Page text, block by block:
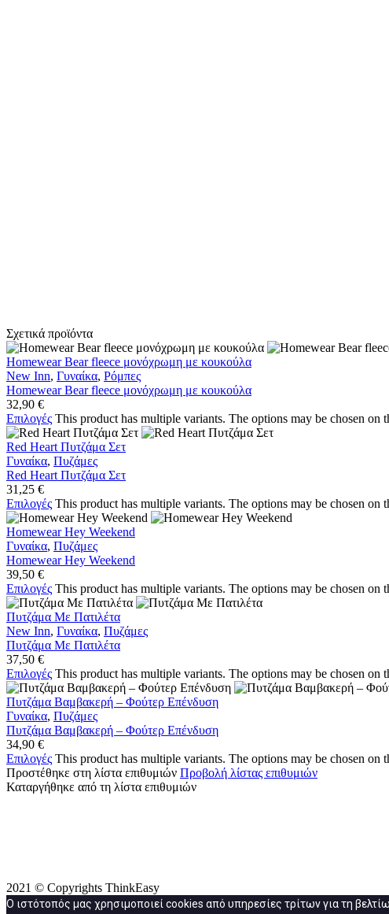
Σχετικά προϊόντα
Homewear Bear fleece μονόχρωμη με κουκούλα
New Inn, Γυναίκα, Ρόμπες
Homewear Bear fleece μονόχρωμη με κουκούλα
32,90 €
Επιλογές This product has multiple variants. The options may be chosen on
Red Heart Πυτζάμα Σετ
Γυναίκα, Πυζάμες
Red Heart Πυτζάμα Σετ
31,25 €
Επιλογές This product has multiple variants. The options may be chosen on
Homewear Hey Weekend
Γυναίκα, Πυζάμες
Homewear Hey Weekend
39,50 €
Επιλογές This product has multiple variants. The options may be chosen on
Πυτζάμα Με Πατιλέτα
New Inn, Γυναίκα, Πυζάμες
Πυτζάμα Με Πατιλέτα
37,50 €
Επιλογές This product has multiple variants. The options may be chosen on
Πυτζάμα Βαμβακερή – Φούτερ Επένδυση
Γυναίκα, Πυζάμες
Πυτζάμα Βαμβακερή – Φούτερ Επένδυση
34,90 €
Επιλογές This product has multiple variants. The options may be chosen on
Προστέθηκε στη λίστα επιθυμιών Προβολή λίστας επιθυμιών
Καταργήθηκε από τη λίστα επιθυμιών
2021 © Copyrights ThinkEasy
Ο ιστότοπός μας χρησιμοποιεί cookies από υπηρεσίες τρίτων για τη